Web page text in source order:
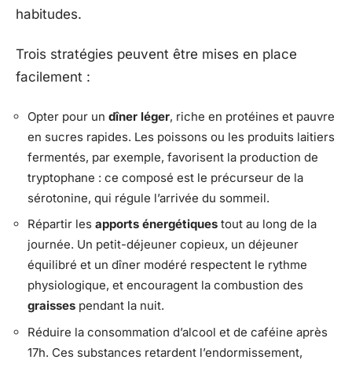
habitudes.
Trois stratégies peuvent être mises en place
facilement :
Opter pour un dîner léger, riche en protéines et pauvre
en sucres rapides. Les poissons ou les produits laitiers
fermentés, par exemple, favorisent la production de
tryptophane : ce composé est le précurseur de la
sérotonine, qui régule l’arrivée du sommeil.
Répartir les apports énergétiques tout au long de la
journée. Un petit-déjeuner copieux, un déjeuner
équilibré et un dîner modéré respectent le rythme
physiologique, et encouragent la combustion des
graisses pendant la nuit.
Réduire la consommation d’alcool et de caféine après
17h. Ces substances retardent l’endormissement,